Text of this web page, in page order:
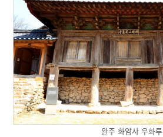
완주 화암사 우화루